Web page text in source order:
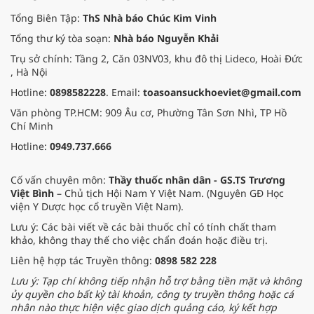
Tổng Biên Tập: ThS Nhà báo Chúc Kim Vinh
Tổng thư ký tòa soạn: Nhà báo Nguyễn Khải
Trụ sở chính: Tầng 2, Căn 03NV03, khu đô thị Lideco, Hoài Đức
, Hà Nội
Hotline: 0898582228. Email: toasoansuckhoeviet@gmail.com
Văn phòng TP.HCM: 909 Âu cơ, Phường Tân Sơn Nhì, TP Hồ
Chí Minh
Hotline: 0949.737.666
Cố vấn chuyên môn: Thầy thuốc nhân dân - GS.TS Trương
Việt Bình – Chủ tịch Hội Nam Y Việt Nam. (Nguyên GĐ Học
viện Y Dược học cổ truyền Việt Nam).
Lưu ý: Các bài viết về các bài thuốc chỉ có tính chất tham
khảo, không thay thế cho việc chẩn đoán hoặc điều trị.
Liên hệ hợp tác Truyền thông: 0898 582 228
Lưu ý: Tạp chí không tiếp nhận hỗ trợ bằng tiền mặt và không
ủy quyền cho bất kỳ tài khoản, công ty truyền thông hoặc cá
nhân nào thực hiện việc giao dịch quảng cáo, ký kết hợp